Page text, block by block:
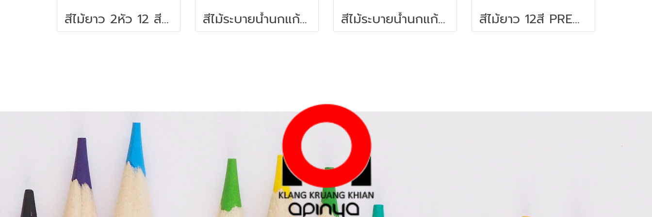
สีไม้ยาว 2หัว 12 สี ตรา Colleen No.787 Coloured Pencils สีไม้ระบายน้ำนกแก้ว 24สี FABER-CASTELL สีไม้ระบายน้ำนกแก้ว 12สี FABER-CASTELL สีไม้ยาว 12สี PREMIUM GRADE MASTER-ART